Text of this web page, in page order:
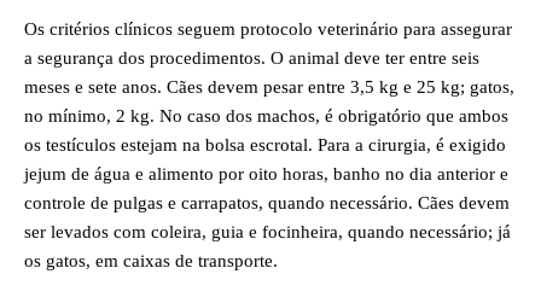
Os critérios clínicos seguem protocolo veterinário para assegurar
a segurança dos procedimentos. O animal deve ter entre seis
meses e sete anos. Cães devem pesar entre 3,5 kg e 25 kg; gatos,
no mínimo, 2 kg. No caso dos machos, é obrigatório que ambos
os testículos estejam na bolsa escrotal. Para a cirurgia, é exigido
jejum de água e alimento por oito horas, banho no dia anterior e
controle de pulgas e carrapatos, quando necessário. Cães devem
ser levados com coleira, guia e focinheira, quando necessário; já
os gatos, em caixas de transporte.